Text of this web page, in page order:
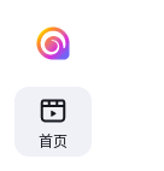
首页